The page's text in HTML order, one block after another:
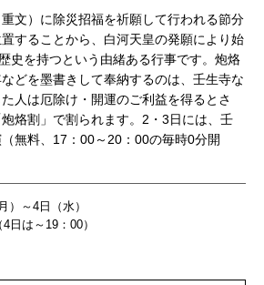
文）に除災招福を祈願して行われる節分
することから、白河天皇の発願により始
史を持つという由緒ある行事です。炮烙
などを墨書きして奉納するのは、壬生寺な
人は厄除け・開運のご利益を得るとさ
烙割」で割られます。2・3日には、壬
無料、17：00～20：00の毎時0分開
）～4日（水）
日は～19：00）